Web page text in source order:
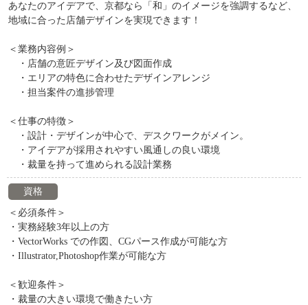
あなたのアイデアで、京都なら「和」のイメージを強調するなど、
地域に合った店舗デザインを実現できます！
＜業務内容例＞
・店舗の意匠デザイン及び図面作成
・エリアの特色に合わせたデザインアレンジ
・担当案件の進捗管理
＜仕事の特徴＞
・設計・デザインが中心で、デスクワークがメイン。
・アイデアが採用されやすい風通しの良い環境
・裁量を持って進められる設計業務
資格
＜必須条件＞
・実務経験3年以上の方
・VectorWorks での作図、CGパース作成が可能な方
・Illustrator,Photoshop作業が可能な方
＜歓迎条件＞
・裁量の大きい環境で働きたい方